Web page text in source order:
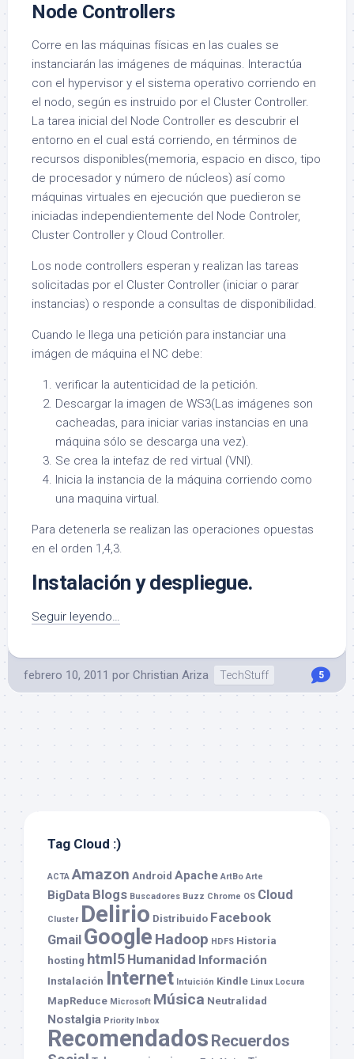
Node Controllers
Corre en las máquinas físicas en las cuales se
instanciarán las imágenes de máquinas. Interactúa
con el hypervisor y el sistema operativo corriendo en
el nodo, según es instruido por el Cluster Controller.
La tarea inicial del Node Controller es descubrir el
entorno en el cual está corriendo, en términos de
recursos disponibles(memoria, espacio en disco, tipo
de procesador y número de núcleos) así como
máquinas virtuales en ejecución que puedieron se
iniciadas independientemente del Node Controler,
Cluster Controller y Cloud Controller.
Los node controllers esperan y realizan las tareas
solicitadas por el Cluster Controller (iniciar o parar
instancias) o responde a consultas de disponibilidad.
Cuando le llega una petición para instanciar una
imágen de máquina el NC debe:
verificar la autenticidad de la petición.
Descargar la imagen de WS3(Las imágenes son
cacheadas, para iniciar varias instancias en una
máquina sólo se descarga una vez).
Se crea la intefaz de red virtual (VNI).
Inicia la instancia de la máquina corriendo como
una maquina virtual.
Para detenerla se realizan las operaciones opuestas
en el orden 1,4,3.
Instalación y despliegue.
Seguir leyendo…
febrero 10, 2011 por Christian Ariza TechStuff 5
Tag Cloud :)
ACTA Amazon Android Apache ArtBo Arte
BigData Blogs Buscadores Buzz Chrome OS Cloud
Cluster Delirio Distribuido Facebook
Gmail Google Hadoop HDFS Historia
hosting html5 Humanidad Información
Instalación Internet Intuición Kindle Linux Locura
MapReduce Microsoft Música Neutralidad
Nostalgia Priority Inbox
Recomendados Recuerdos